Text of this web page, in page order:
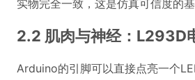
实物完全一致，这是仿真可信度的基
2.2 肌肉与神经：L293D
Arduino的引脚可以直接点亮一个